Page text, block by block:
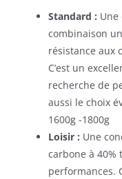
Standard : Une
combinaison
résistance aux
C’est un
recherche de
aussi le choix
1600g -1800g
Loisir : Une
carbone à 40%
performances.